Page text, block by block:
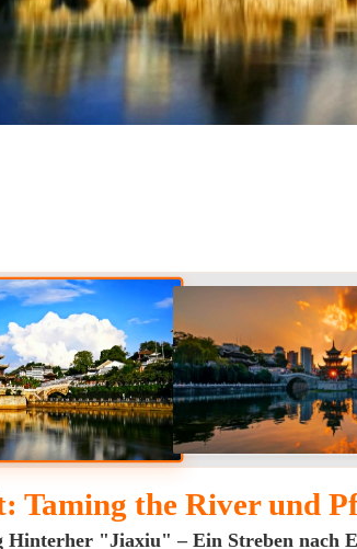
Taming the River und
Hinterher "Jiaxiu" – Ein Streben nach